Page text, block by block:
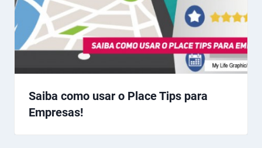
Saiba como usar o Place Tips para
Empresas!